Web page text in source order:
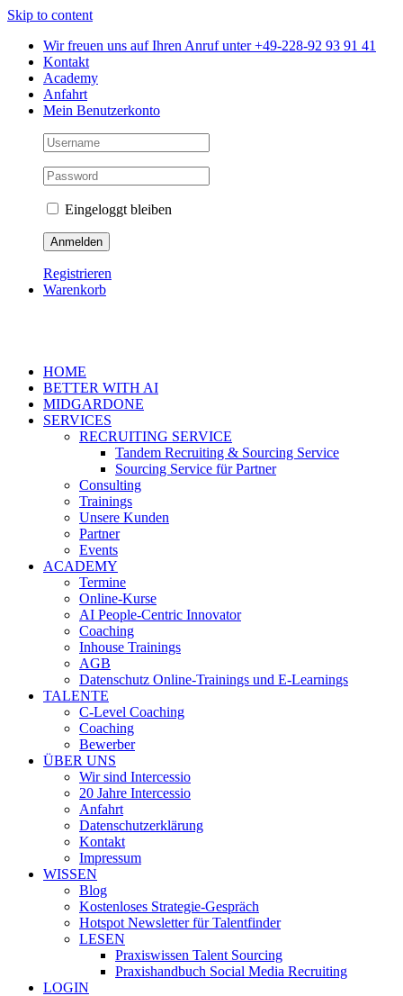
Skip to content
Wir freuen uns auf Ihren Anruf unter +49-228-92 93 91 41
Kontakt
Academy
Anfahrt
Mein Benutzerkonto
Eingeloggt bleiben
Registrieren
Warenkorb
HOME
BETTER WITH AI
MIDGARDONE
SERVICES
RECRUITING SERVICE
Tandem Recruiting & Sourcing Service
Sourcing Service für Partner
Consulting
Trainings
Unsere Kunden
Partner
Events
ACADEMY
Termine
Online-Kurse
AI People-Centric Innovator
Coaching
Inhouse Trainings
AGB
Datenschutz Online-Trainings und E-Learnings
TALENTE
C-Level Coaching
Coaching
Bewerber
ÜBER UNS
Wir sind Intercessio
20 Jahre Intercessio
Anfahrt
Datenschutzerklärung
Kontakt
Impressum
WISSEN
Blog
Kostenloses Strategie-Gespräch
Hotspot Newsletter für Talentfinder
LESEN
Praxiswissen Talent Sourcing
Praxishandbuch Social Media Recruiting
LOGIN